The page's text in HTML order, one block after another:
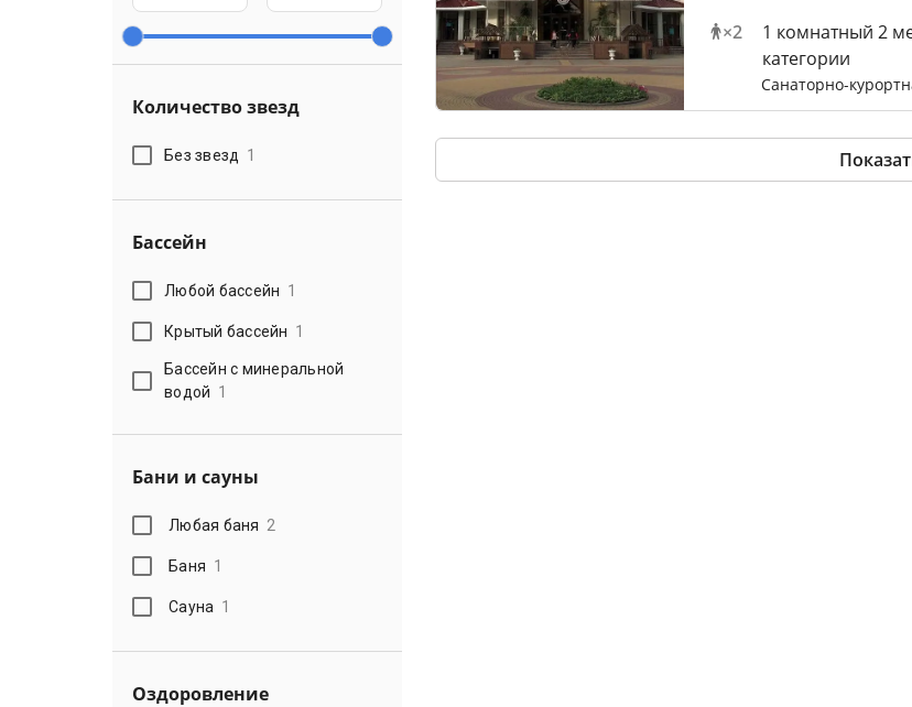
Количество звезд
Без звезд 1
Бассейн
Любой бассейн 1
Крытый бассейн 1
Бассейн с минеральной
водой 1
Бани и сауны
Любая баня 2
Баня 1
Сауна 1
Оздоровление
×2
1 комнатный 2
категории
Санаторно-